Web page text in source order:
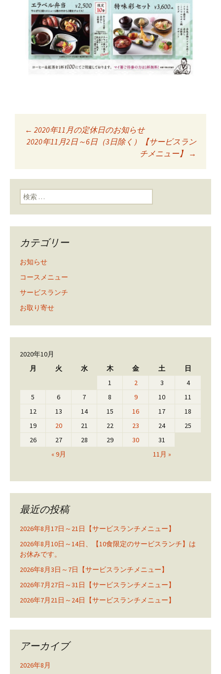
投稿ナビゲーショ
ン
← 2020年11月の定休日のお知らせ
2020年11月2日～6日（3日除く）【サービスラン
チメニュー】 →
検索:
カテゴリー
お知らせ
コースメニュー
サービスランチ
お取り寄せ
2020年10月
月
火 水 木 金 土 日
« 9月 11月 »
1 2 3
4
5
6 7 8 9 10
11
12
13 14 15 16 17
18
19
20 21 22 23 24
25
26
27 28 29 30 31
最近の投稿
2026年8月17日～21日【サービスランチメニュー】
2026年8月10日～14日、【10食限定のサービスランチ】は
お休みです。
2026年8月3日～7日【サービスランチメニュー】
2026年7月27日～31日【サービスランチメニュー】
2026年7月21日～24日【サービスランチメニュー】
アーカイブ
2026年8月